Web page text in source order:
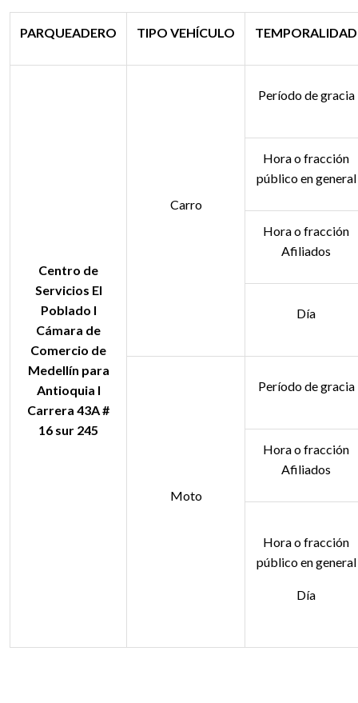
PARQUEADERO TIPO VEHÍCULO TEMPORALIDAD
Centro de
Servicios El
Poblado l
Cámara de
Comercio de
Medellín para
Antioquia l
Carrera 43A #
16 sur 245
Carro
Período de gracia
Hora o fracción
público en general
Hora o fracción
Afiliados
Día
Moto
Período de gracia
Hora o fracción
Afiliados
Hora o fracción
público en general
Día